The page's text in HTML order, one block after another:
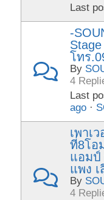
Last
-
โทร
By
4
Last
ago ·
เพาเ
ที่8โอ
แอมป์
แพง เ
By
4